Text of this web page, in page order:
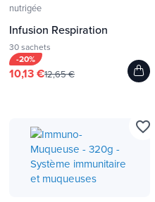
nutrigée
Infusion Respiration
30 sachets
-20%
10,13 €12,65 €
favorite_border